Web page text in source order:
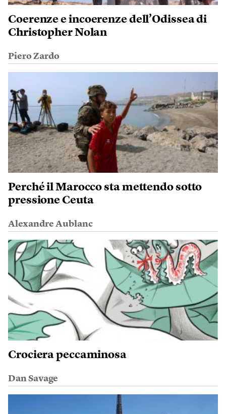
Coerenze e incoerenze dell’Odissea di
Christopher Nolan
Piero Zardo
Perché il Marocco sta mettendo sotto
pressione Ceuta
Alexandre Aublanc
Crociera peccaminosa
Dan Savage